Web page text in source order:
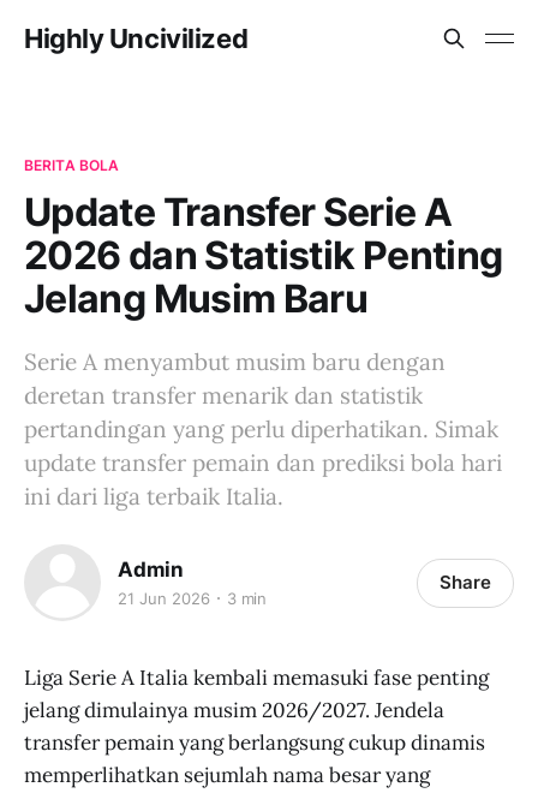
Highly Uncivilized
BERITA BOLA
Update Transfer Serie A
2026 dan Statistik Penting
Jelang Musim Baru
Serie A menyambut musim baru dengan
deretan transfer menarik dan statistik
pertandingan yang perlu diperhatikan. Simak
update transfer pemain dan prediksi bola hari
ini dari liga terbaik Italia.
Admin
21 Jun 2026 3 min
Share
Liga Serie A Italia kembali memasuki fase penting
jelang dimulainya musim 2026/2027. Jendela
transfer pemain yang berlangsung cukup dinamis
memperlihatkan sejumlah nama besar yang